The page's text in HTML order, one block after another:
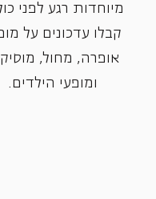
מיוחדות רגע לפני
קבלו עדכונים על
אופרה, ‏מחול,
ומופעי הילדים.